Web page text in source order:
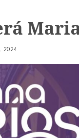
2024